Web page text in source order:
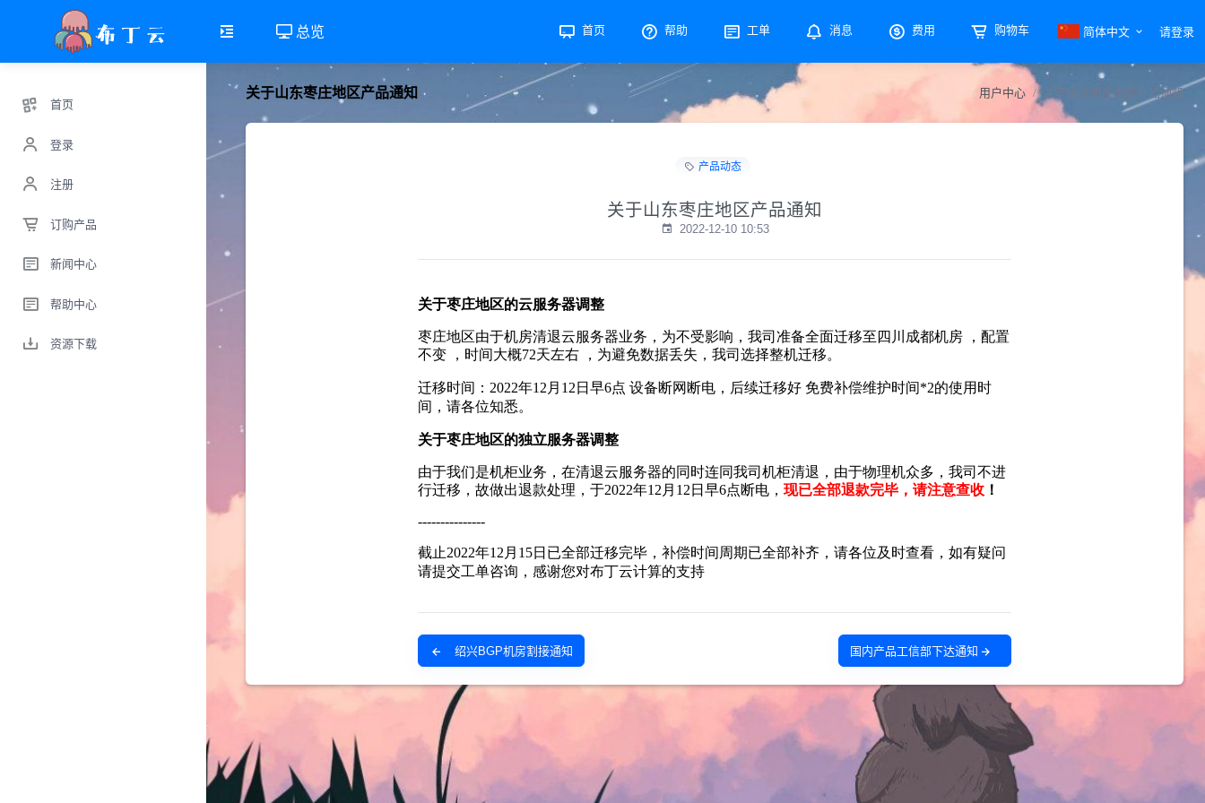
总览 首页 帮助 工单 消息 费用 购物车 简体中文 请登录
首页
登录
注册
订购产品
新闻中心
帮助中心
资源下载
关于山东枣庄地区产品通知 用户中心 关于山东枣庄地区产品通知
产品动态
关于山东枣庄地区产品通知
2022-12-10 10:53
绍兴BGP机房割接通知 国内产品工信部下达通知